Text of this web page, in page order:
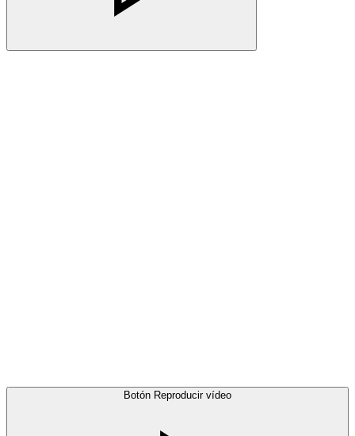
Botón Reproducir vídeo